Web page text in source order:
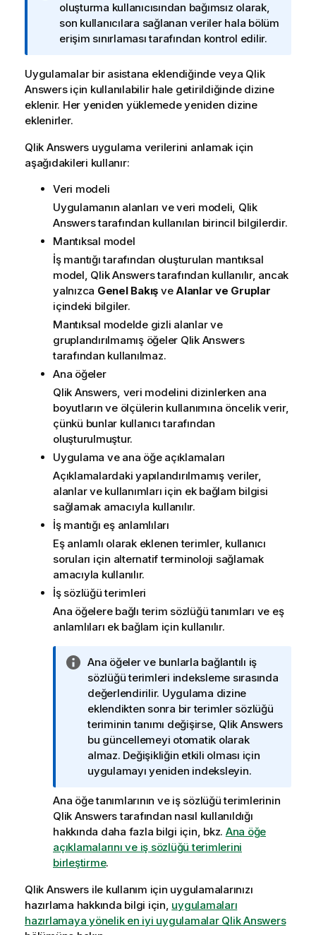
i
l
g
n
o
u
oluşturma kullanıcısından bağımsız olarak,
son kullanıcılara sağlanan veriler hala bölüm
erişim sınırlaması tarafından kontrol edilir.
Uygulamalar bir asistana eklendiğinde veya Qlik
Answersiçin kullanılabilir hale getirildiğinde dizine
eklenir. Her yeniden yüklemede yeniden dizine
eklenirler.
Qlik Answers uygulama verilerini anlamak için
aşağıdakileri kullanır:
Veri modeli
Uygulamanın alanları ve veri modeli, Qlik
Answerstarafından kullanılan birincil bilgilerdir.
Mantıksal model
İş mantığı tarafından oluşturulan mantıksal
model, Qlik Answerstarafından kullanılır, ancak
yalnızca Genel Bakış veAlanlar ve Gruplar
içindeki bilgiler.
Mantıksal modelde gizli alanlar ve
gruplandırılmamış öğeler Qlik Answers
tarafından kullanılmaz.
Ana öğeler
Qlik Answers, veri modelini dizinlerken ana
boyutların ve ölçülerin kullanımına öncelik verir,
çünkü bunlar kullanıcı tarafından
oluşturulmuştur.
Uygulama ve ana öğe açıklamaları
Açıklamalardaki yapılandırılmamış veriler,
alanlar ve kullanımları için ek bağlam bilgisi
sağlamak amacıyla kullanılır.
İş mantığı eş anlamlıları
Eş anlamlı olarak eklenen terimler, kullanıcı
soruları için alternatif terminoloji sağlamak
amacıyla kullanılır.
İş sözlüğü terimleri
Ana öğelere bağlı terim sözlüğü tanımları ve eş
anlamlıları ek bağlam için kullanılır.
B
i
l
g
i
n
o
t
Ana öğeler ve bunlarla bağlantılı iş
sözlüğü terimleri indeksleme sırasında
değerlendirilir. Uygulama dizine
eklendikten sonra bir terimler sözlüğü
teriminin tanımı değişirse, Qlik Answers
bu güncellemeyi otomatik olarak
almaz. Değişikliğin etkili olması için
uygulamayı yeniden indeksleyin.
Ana öğe tanımlarının ve iş sözlüğü terimlerinin
Qlik Answerstarafından nasıl kullanıldığı
hakkında daha fazla bilgi için, bkz. Ana öğe
açıklamalarını ve iş sözlüğü terimlerini
birleştirme.
Qlik Answers ile kullanım için uygulamalarınızı
hazırlama hakkında bilgi için, uygulamaları
hazırlamaya yönelik en iyi uygulamalar Qlik Answers